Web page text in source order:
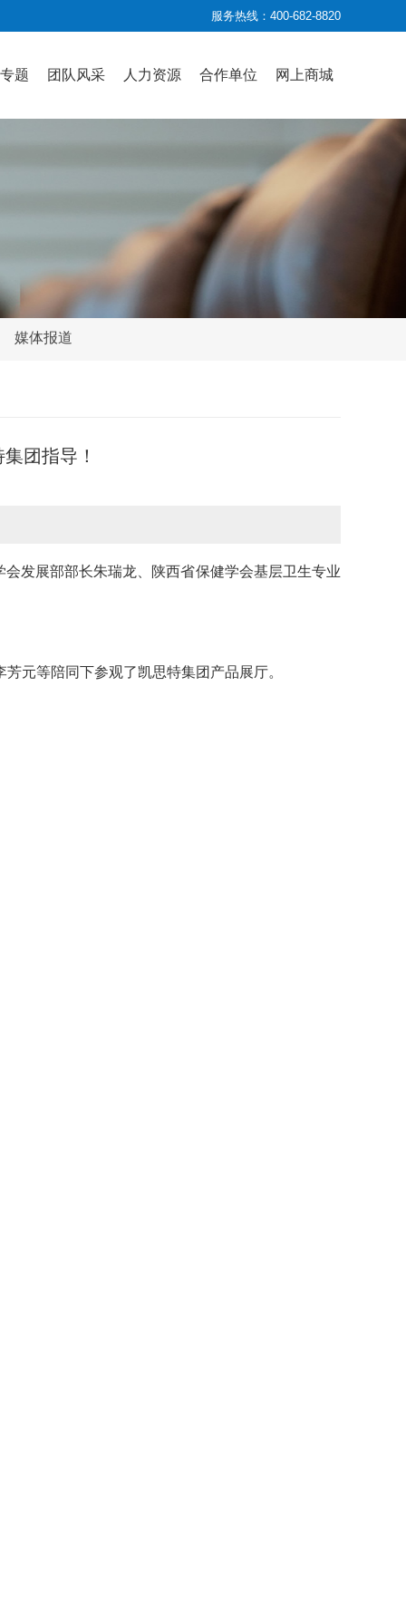
服务热线：400-682-8820
题 团队风采 人力资源 合作单位 网上商城
媒体报道
团指导！
发展部部长朱瑞龙、陕西省保健学会基层卫生专业
元等陪同下参观了凯思特集团产品展厅。